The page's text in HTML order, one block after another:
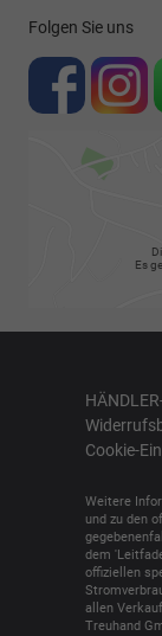
Folgen Sie uns
Es
Cookie-
Weitere
und zu den
dem
offiziellen
allen
Treuhand